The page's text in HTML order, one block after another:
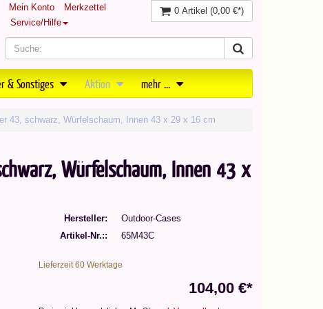
Mein Konto
Merkzettel
Service/Hilfe
0 Artikel (0,00 €*)
& Sonstiges Aktion mehr ...
43, schwarz, Würfelschaum, Innen 43 x 29 x 16 cm
Würfelschaum, Innen 43 x
Hersteller
Outdoor-Cases
Artikel-Nr.:
65M43C
Lieferzeit 60 Werktage
104,00 €*